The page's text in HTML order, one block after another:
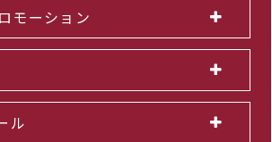
モーション
ル